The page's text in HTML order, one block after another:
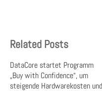
Related Posts
DataCore startet Programm
„Buy with Confidence“, um
steigende Hardwarekosten und